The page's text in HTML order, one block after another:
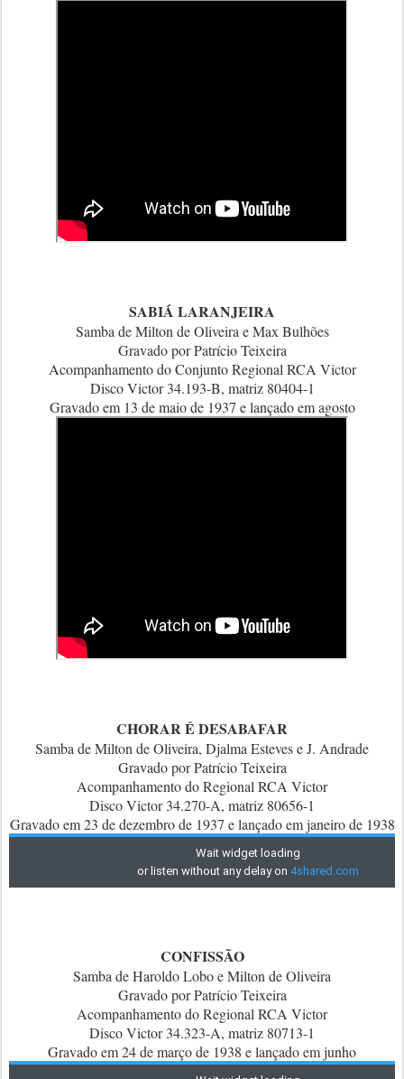
SABIÁ LARANJEIRA
Samba de Milton de Oliveira e Max Bulhões
Gravado por Patrício Teixeira
Acompanhamento do Conjunto Regional RCA Victor
Disco Victor 34.193-B, matriz 80404-1
Gravado em 13 de maio de 1937 e lançado em agosto
CHORAR É DESABAFAR
Samba de Milton de Oliveira, Djalma Esteves e J. Andrade
Gravado por Patrício Teixeira
Acompanhamento do Regional RCA Victor
Disco Victor 34.270-A, matriz 80656-1
Gravado em 23 de dezembro de 1937 e lançado em janeiro de 1938
CONFISSÃO
Samba de Haroldo Lobo e Milton de Oliveira
Gravado por Patrício Teixeira
Acompanhamento do Regional RCA Victor
Disco Victor 34.323-A, matriz 80713-1
Gravado em 24 de março de 1938 e lançado em junho